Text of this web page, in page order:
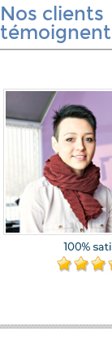
Nos clients
témoignent